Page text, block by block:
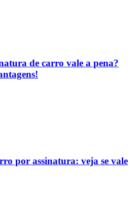
de carro vale a pena?
por assinatura: veja se vale